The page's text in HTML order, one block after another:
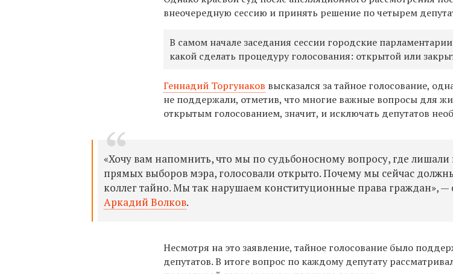
внеочередную сессию и принять решение по четырем
В самом начале заседания сессии городские
какой сделать процедуру голосования: открытой или
Геннадий Торгунаков высказался за тайное голосование,
не поддержали, отметив, что многие важные вопросы для
открытым голосованием, значит, и исключать депутатов
«Хочу вам напомнить, что мы по судьбоносному вопросу, где лишали
прямых выборов мэра, голосовали открыто. Почему мы сейчас
коллег тайно. Мы так нарушаем конституционные права граждан», —
Аркадий Волков.
Несмотря на это заявление, тайное голосование было
депутатов. В итоге вопрос по каждому депутату